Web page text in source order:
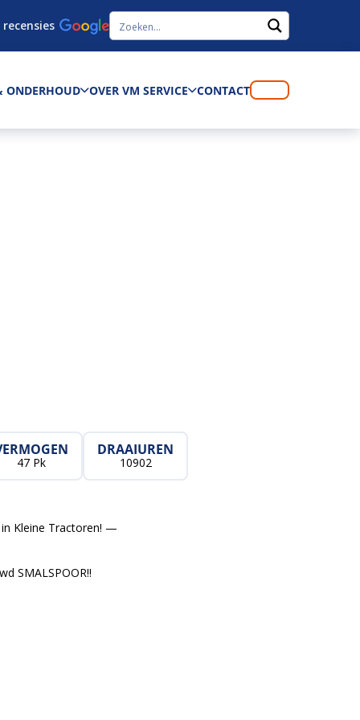
recensies
ONDERHOUD OVER VM SERVICE CONTACT
47 Pk
DRAAIUREN
10902
Kleine Tractoren! —
SMALSPOOR!!